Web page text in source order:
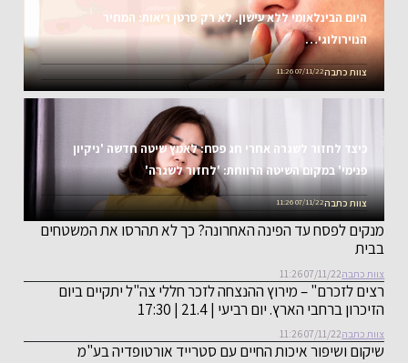
היום הבינלאומי ללא עישון. לא רק סרטן ריאות: המחיר
הנוירולוגי…
צוות כתבה07/11/22 11:26
כיצד לחזור לשגרה אחרי חג פסח: לאמץ שיטה חדשה 'ניקיון
פנימי' במקום השיטה הרווחת: 'לחזור לשגרה'
צוות כתבה07/11/22 11:26
מנקים לפסח עד הפינה האחרונה? כך לא תהרסו את המשטחים
בבית
צוות כתבה07/11/22 11:26
רצים לזכרם" – מירוץ ההנצחה לזכר חללי צה"ל יתקיים ביום
הזיכרון ברחבי הארץ. יום רביעי | 21.4 | 17:30
צוות כתבה07/11/22 11:26
שיקום ושיפור איכות החיים עם סטרייד אורטופדיה בע"מ